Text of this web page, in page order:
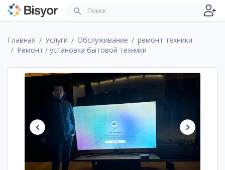
Главная Услуги Обслуживание
ремонт техники
Ремонт / установка бытовой техники